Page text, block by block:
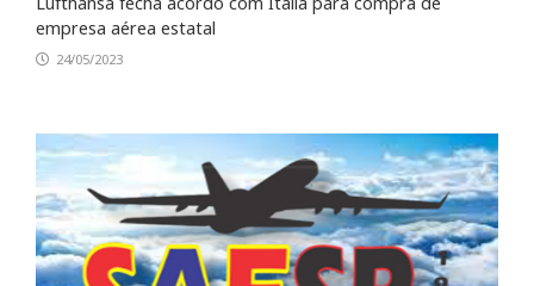
empresa aérea estatal
24/05/2023